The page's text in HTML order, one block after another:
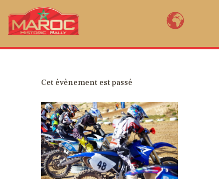
MAROC HISTORIC RALLY BY YVES
marocaine ! Open to FIA pre 1985 2WD rally cars, Maroc Historic Rally (11th
edition) is a revival of the legendary rally of Morocco created in 1934.
ENTER NOW
COURSE MAPS
RACE PACK
RÉSULTATS
AM I REGISTERED?
Cet évènement est passé